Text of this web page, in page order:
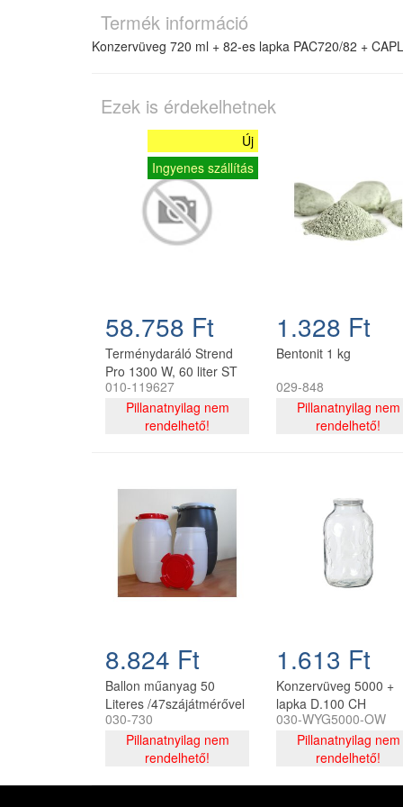
Termék információ
Konzervüveg 720 ml + 82-es lapka PAC720/82 +
Ezek is érdekelhetnek
Új
Ingyenes szállítás
58.758 Ft
Terménydaráló Strend
Pro 1300 W, 60 liter ST
010-119627
Pillanatnyilag nem
rendelhető!
1.328 Ft
Bentonit 1 kg
029-848
Pillanatnyilag nem
rendelhető!
8.824 Ft
Ballon műanyag 50
Literes /47szájátmérővel
natúr
030-730
Pillanatnyilag nem
rendelhető!
1.613 Ft
Konzervüveg 5000 +
lapka D.100 CH
030-WYG5000-OW
Pillanatnyilag nem
rendelhető!